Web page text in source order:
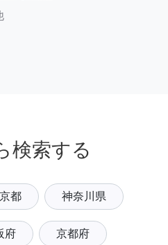
検索する
都 神奈川県
府 京都府